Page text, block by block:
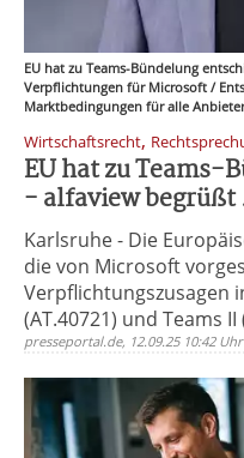
EU hat zu Teams-Bündelung
Verpflichtungen für Microsoft /
Marktbedingungen für alle
Wirtschaftsrecht,
EU hat zu Teams-
- alfaview begrüßt
Karlsruhe - Die
die von Microsoft
Verpflichtungszusagen
(AT.40721) und Teams
presseportal.de, 12.09.25 10:42 Uhr